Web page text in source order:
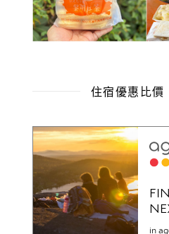
住宿優惠比價